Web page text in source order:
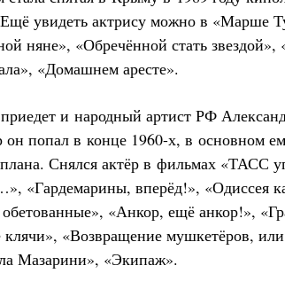
увидеть актрису можно в «Марше
няне», «Обречённой стать
«Домашнем аресте».
и народный артист РФ
попал в конце 1960-х, в основном
Снялся актёр в фильмах «ТАСС
«Гардемарины, вперёд!», «Одиссея
обетованные», «Анкор, ещё анкор!»,
клячи», «Возвращение мушкетёров,
Мазарини», «Экипаж».